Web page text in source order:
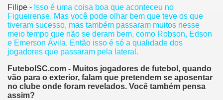
Filipe - Isso é uma coisa boa que aconteceu no
Figueirense. Mas você pode olhar bem que teve os que
tiveram sucesso, mas também passaram muitos nesse
meio tempo que não se deram bem, como Robson, Edson
e Emerson Ávila. Então isso é só a qualidade dos
jogadores que passaram pela lateral.
FutebolSC.com - Muitos jogadores de futebol, quando
vão para o exterior, falam que pretendem se aposentar
no clube onde foram revelados. Você também pensa
assim?